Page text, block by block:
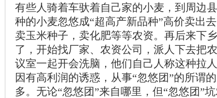
有些人骑着车驮着自己家的小麦，到周边
种的小麦忽悠成“超高产新品种”高价卖出
卖玉米种子，卖化肥等等农资。再后来下
了，开始找厂家、农资公司，派人下去把
议室一起开会洗脑，他们自己人称这种拉
因有高利润的诱惑，从事“忽悠团”的所谓
多。无论“忽悠团”来自哪里，但“忽悠团”